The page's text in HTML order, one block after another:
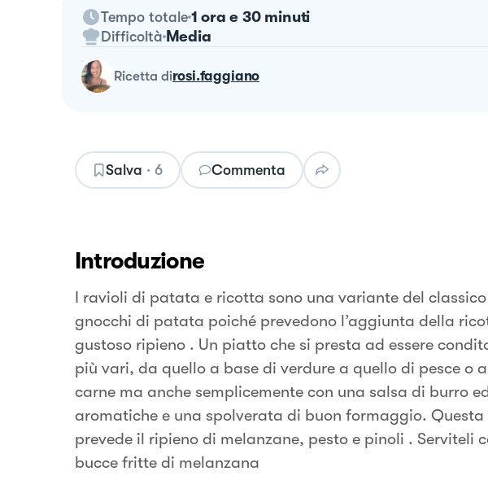
Tempo totale 1 ora e 30 minuti
Difficoltà Media
ricetta dirosi.faggiano
Salva · 6 Commenta
Introduzione
I ravioli di patata e ricotta sono una variante del
gnocchi di patata poiché prevedono l’aggiunta della
gustoso ripieno . Un piatto che si presta ad essere
più vari, da quello a base di verdure a quello di pesce o
carne ma anche semplicemente con una salsa di burro
aromatiche e una spolverata di buon formaggio. Questa
prevede il ripieno di melanzane, pesto e pinoli . Serviteli
bucce fritte di melanzana